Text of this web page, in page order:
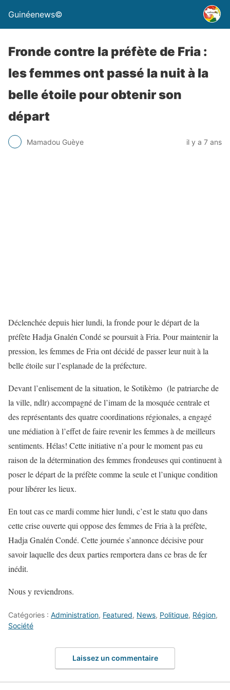
Guinéenews©
Fronde contre la préfète de Fria :
les femmes ont passé la nuit à la
belle étoile pour obtenir son
départ
Mamadou Guèye il y a 7 ans
Déclenchée depuis hier lundi, la fronde pour le départ de la
préfète Hadja Gnalén Condé se poursuit à Fria. Pour maintenir la
pression, les femmes de Fria ont décidé de passer leur nuit à la
belle étoile sur l’esplanade de la préfecture.
Devant l’enlisement de la situation, le Sotikèmo (le patriarche de
la ville, ndlr) accompagné de l’imam de la mosquée centrale et
des représentants des quatre coordinations régionales, a engagé
une médiation à l’effet de faire revenir les femmes à de meilleurs
sentiments. Hélas! Cette initiative n’a pour le moment pas eu
raison de la détermination des femmes frondeuses qui continuent à
poser le départ de la préfète comme la seule et l’unique condition
pour libérer les lieux.
En tout cas ce mardi comme hier lundi, c’est le statu quo dans
cette crise ouverte qui oppose des femmes de Fria à la préfète,
Hadja Gnalén Condé. Cette journée s’annonce décisive pour
savoir laquelle des deux parties remportera dans ce bras de fer
inédit.
Nous y reviendrons.
Catégories : Administration, Featured, News, Politique, Région,
Société
Laissez un commentaire